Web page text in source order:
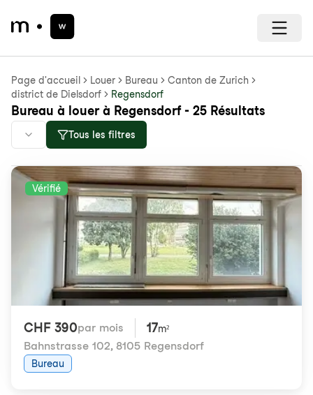
Page d'accueil Louer Bureau
Canton de Zurich
district de Dielsdorf
Regensdorf
Bureau à louer à Regensdorf - 25 Résultats
Tous les filtres
Vérifié
CHF 390par mois 17m²
Bahnstrasse 102, 8105 Regensdorf
Bureau